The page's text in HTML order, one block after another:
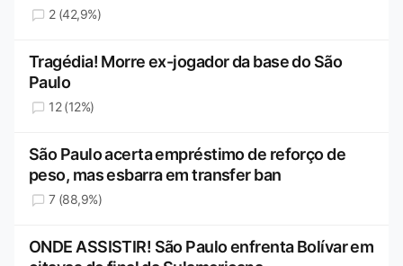
2 (42,9%)
Tragédia! Morre ex-jogador da base do São
Paulo
12 (12%)
São Paulo acerta empréstimo de reforço de
peso, mas esbarra em transfer ban
7 (88,9%)
ONDE ASSISTIR! São Paulo enfrenta Bolívar em